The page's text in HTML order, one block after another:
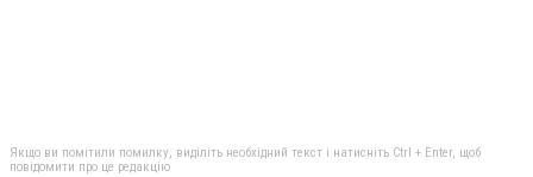
Якщо ви помітили помилку, виділіть необхідний текст і натисніть Ctrl + Enter, щоб
повідомити про це редакцію